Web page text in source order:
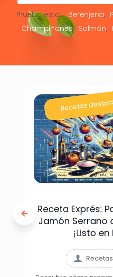
Prueba esto: Berenjena
Champiñones
Salmón
Recetas
Receta Exprés:
Jamón Serrano
¡Listo